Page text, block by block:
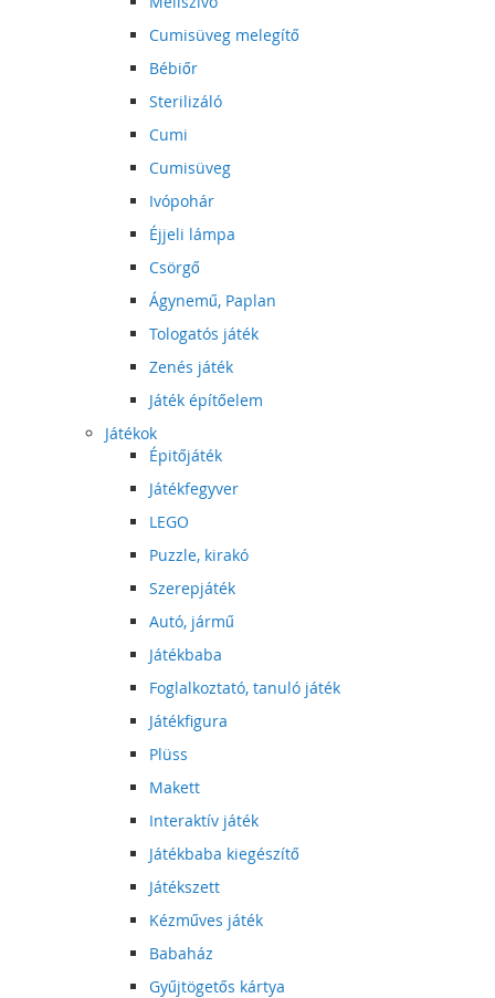
Cumisüveg melegítő
Bébiőr
Sterilizáló
Cumi
Cumisüveg
Ivópohár
Éjjeli lámpa
Csörgő
Ágynemű, Paplan
Tologatós játék
Zenés játék
Játék építőelem
Játékok
Épitőjáték
Játékfegyver
LEGO
Puzzle, kirakó
Szerepjáték
Autó, jármű
Játékbaba
Foglalkoztató, tanuló játék
Játékfigura
Plüss
Makett
Interaktív játék
Játékbaba kiegészítő
Játékszett
Kézműves játék
Babaház
Gyűjtögetős kártya